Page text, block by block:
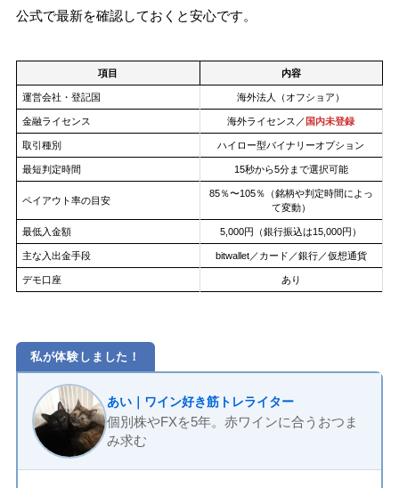
公式で最新を確認しておくと安心です。
項目 内容
運営会社・登記国 海外法人（オフショア）
金融ライセンス 海外ライセンス／ 国内未登録
取引種別 ハイロー型バイナリーオプション
最短判定時間 15秒から5分まで選択可能
ペイアウト率の目安
85％〜105％（銘柄や判定時間によっ
て変動）
最低入金額 5,000円（銀行振込は15,000円）
主な入出金手段 bitwallet／カード／銀行／仮想通貨
デモ口座 あり
私が体験しました！
あい｜ワイン好き筋トレライター
個別株やFXを5年。赤ワインに合うおつま
み求む